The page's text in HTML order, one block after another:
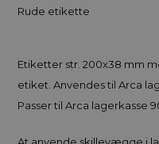
Rude etikette
Etiketter str. 200x38 mm
etiket. Anvendes til Arca
Passer til Arca lagerkasse
At anvende skillevægge i